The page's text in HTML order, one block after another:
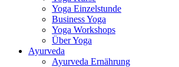
Yoga Einzelstunde
Business Yoga
Yoga Workshops
Über Yoga
Ayurveda
Ayurveda Ernährung